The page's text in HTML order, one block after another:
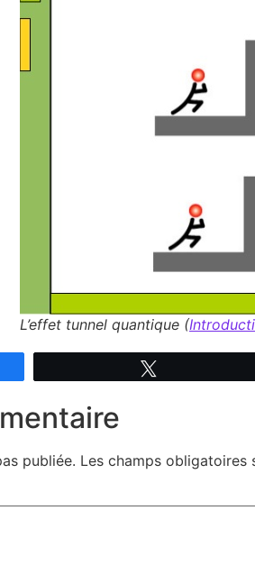
L’effet tunnel quantique (
publiée. Les champs obligatoires